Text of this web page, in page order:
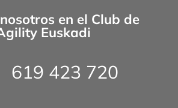
en el Club de
Euskadi
619 423 720